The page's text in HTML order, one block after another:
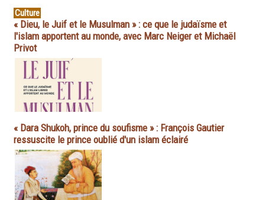
Culture
« Dieu, le Juif et le Musulman » : ce que le judaïsme et
l'islam apportent au monde, avec Marc Neiger et Michaël
Privot
« Dara Shukoh, prince du soufisme » : François Gautier
ressuscite le prince oublié d'un islam éclairé